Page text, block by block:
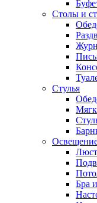
Столы и
Стулья
Бра